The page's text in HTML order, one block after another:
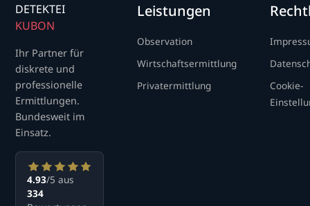
DETEKTEI
KUBON
Ihr Partner für
diskrete und
professionelle
Ermittlungen.
Bundesweit im
Einsatz.
4.93/5 aus
334
Leistungen
Observation
Wirtschaftsermittlung
Privatermittlung
Cookie-